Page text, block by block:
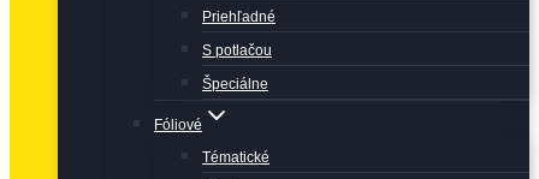
Priehľadné
S potlačou
Špeciálne
Fóliové
Tématické